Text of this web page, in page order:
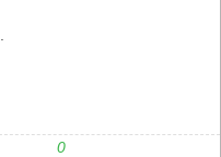
0